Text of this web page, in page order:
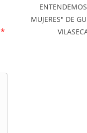
*
MUJERES" DE